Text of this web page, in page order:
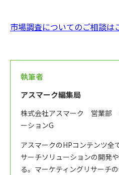
市場調査についてのご相談は
執筆者
アスマーク編集局
株式会社アスマーク 営業部
ーションG
アスマークのHPコンテンツ全
サーチソリューションの開発
る。マーケティングリサーチ